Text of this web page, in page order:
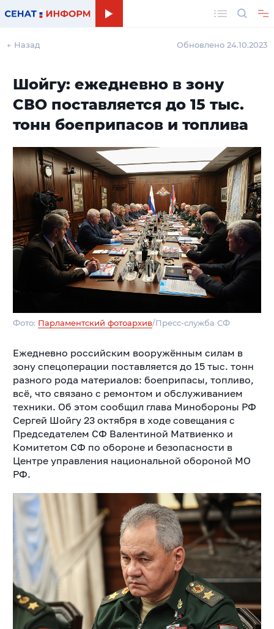
← Назад Обновлено 24.10.2023
Шойгу: ежедневно в зону
СВО поставляется до 15 тыс.
тонн боеприпасов и топлива
Фото: Парламентский фотоархив/Пресс-служба СФ
Ежедневно российским вооружённым силам в
зону спецоперации поставляется до 15 тыс. тонн
разного рода материалов: боеприпасы, топливо,
всё, что связано с ремонтом и обслуживанием
техники. Об этом сообщил глава Минобороны РФ
Сергей Шойгу 23 октября в ходе совещания с
Председателем СФ Валентиной Матвиенко и
Комитетом СФ по обороне и безопасности в
Центре управления национальной обороной МО
РФ.